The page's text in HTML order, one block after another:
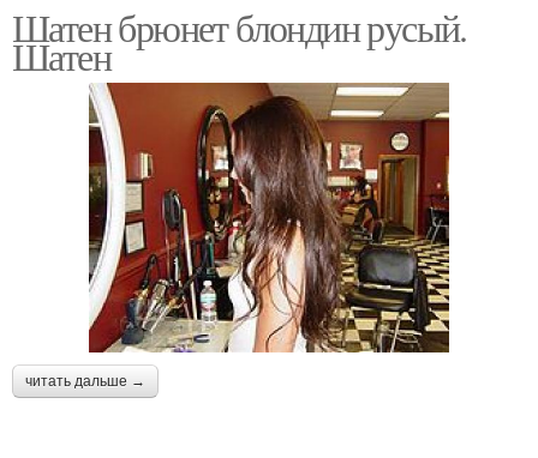
Шатен брюнет блондин русый.
Шатен
читать дальше →